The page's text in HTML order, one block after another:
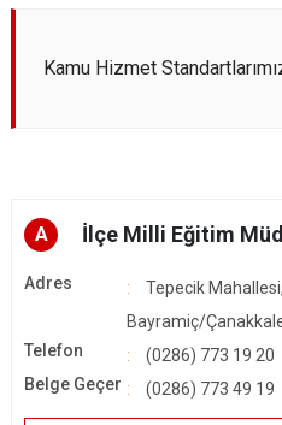
Kamu Hizmet
A İlçe Milli Eğitim
Adres
Tepecik
Bayramiç/
Telefon
(0286) 773 19 20
Belge Geçer
(0286) 773 49 19